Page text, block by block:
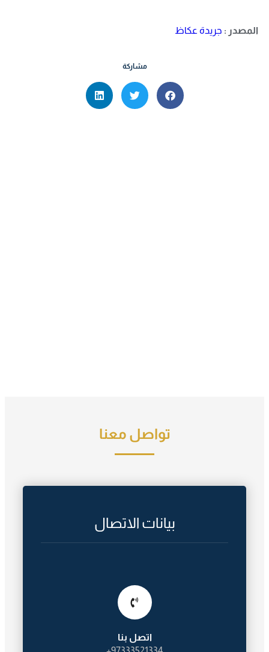
المصدر : جريدة عكاظ
مشاركة
بيانات الاتصال
اتصل بنا
تواصل معنا